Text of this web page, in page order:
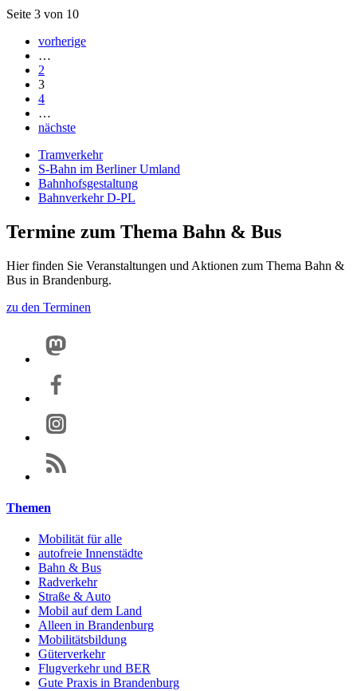
Seite 3 von 10
vorherige
…
2
3
4
…
nächste
Tramverkehr
S-Bahn im Berliner Umland
Bahnhofsgestaltung
Bahnverkehr D-PL
Termine zum Thema Bahn & Bus
Hier finden Sie Veranstaltungen und Aktionen zum Thema Bahn &
Bus in Brandenburg.
zu den Terminen
Themen
Mobilität für alle
autofreie Innenstädte
Bahn & Bus
Radverkehr
Straße & Auto
Mobil auf dem Land
Alleen in Brandenburg
Mobilitätsbildung
Güterverkehr
Flugverkehr und BER
Gute Praxis in Brandenburg